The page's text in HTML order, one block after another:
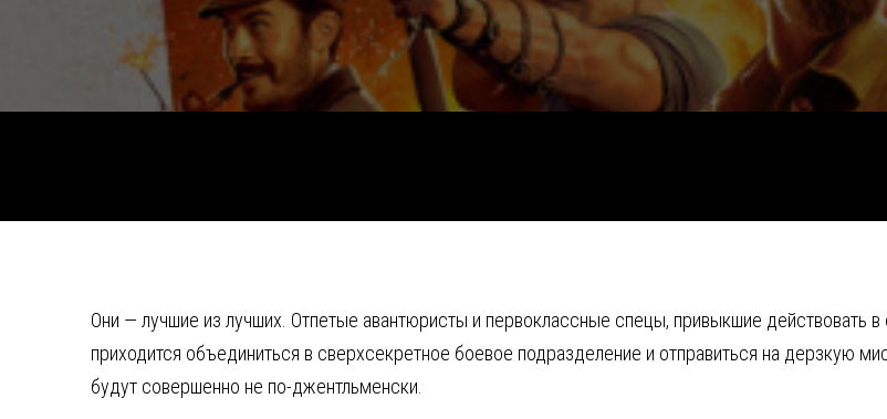
Они — лучшие из лучших. Отпетые авантюристы и первоклассные спецы, привыкшие действовать
приходится объединиться в сверхсекретное боевое подразделение и отправиться на дерзкую
будут совершенно не по-джентльменски.